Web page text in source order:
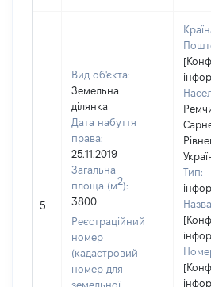
5
Вид об'єкта:
Земельна
ділянка
Дата набуття
права:
25.11.2019
Загальна
площа (м2):
3800
Реєстраційний
номер
(кадастровий
номер для
земельної
Тип: